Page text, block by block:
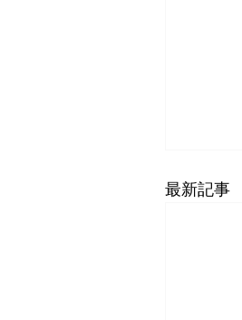
最新記事